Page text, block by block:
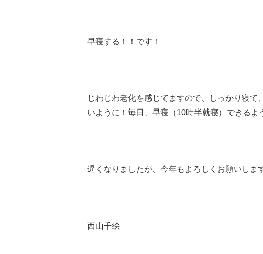
早寝する！！です！
じわじわ老化を感じてますので、しっかり寝
いように！毎日、早寝（10時半就寝）できるよ
遅くなりましたが、今年もよろしくお願いしま
西山千絵